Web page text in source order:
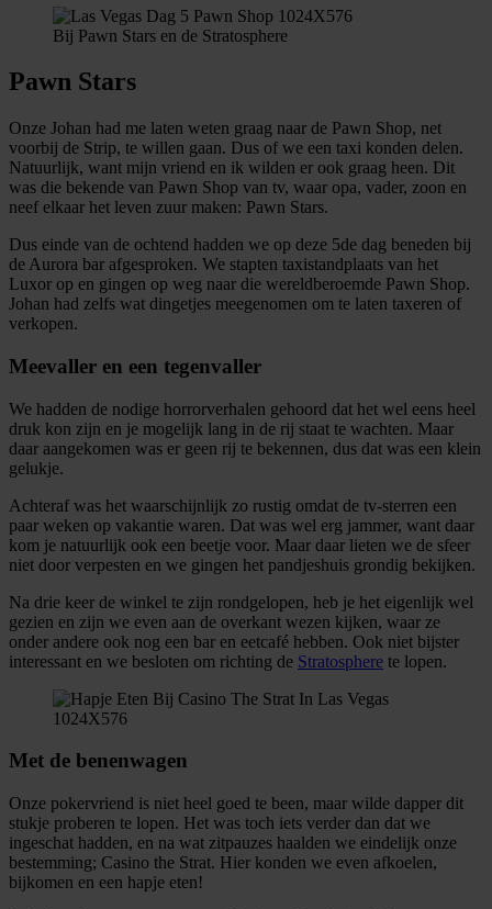
Bij Pawn Stars en de Stratosphere
Pawn Stars
Onze Johan had me laten weten graag naar de Pawn Shop, net
voorbij de Strip, te willen gaan. Dus of we een taxi konden delen.
Natuurlijk, want mijn vriend en ik wilden er ook graag heen. Dit
was die bekende van Pawn Shop van tv, waar opa, vader, zoon en
neef elkaar het leven zuur maken: Pawn Stars.
Dus einde van de ochtend hadden we op deze 5de dag beneden bij
de Aurora bar afgesproken. We stapten taxistandplaats van het
Luxor op en gingen op weg naar die wereldberoemde Pawn Shop.
Johan had zelfs wat dingetjes meegenomen om te laten taxeren of
verkopen.
Meevaller en een tegenvaller
We hadden de nodige horrorverhalen gehoord dat het wel eens heel
druk kon zijn en je mogelijk lang in de rij staat te wachten. Maar
daar aangekomen was er geen rij te bekennen, dus dat was een klein
gelukje.
Achteraf was het waarschijnlijk zo rustig omdat de tv-sterren een
paar weken op vakantie waren. Dat was wel erg jammer, want daar
kom je natuurlijk ook een beetje voor. Maar daar lieten we de sfeer
niet door verpesten en we gingen het pandjeshuis grondig bekijken.
Na drie keer de winkel te zijn rondgelopen, heb je het eigenlijk wel
gezien en zijn we even aan de overkant wezen kijken, waar ze
onder andere ook nog een bar en eetcafé hebben. Ook niet bijster
interessant en we besloten om richting de Stratosphere te lopen.
Met de benenwagen
Onze pokervriend is niet heel goed te been, maar wilde dapper dit
stukje proberen te lopen. Het was toch iets verder dan dat we
ingeschat hadden, en na wat zitpauzes haalden we eindelijk onze
bestemming; Casino the Strat. Hier konden we even afkoelen,
bijkomen en een hapje eten!